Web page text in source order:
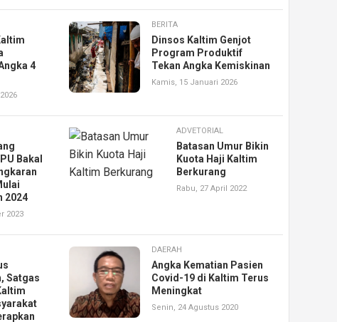
4
BERITA
Dinsos Kaltim Genjot
Program Produktif
Tekan Angka Kemiskinan
Kamis, 15 Januari 2026
Bakal
2024
2023
ADVETORIAL
Batasan Umur Bikin
Kuota Haji Kaltim
Berkurang
Rabu, 27 April 2022
Satgas
DAERAH
Angka Kematian Pasien
Covid-19 di Kaltim Terus
Meningkat
Senin, 24 Agustus 2020